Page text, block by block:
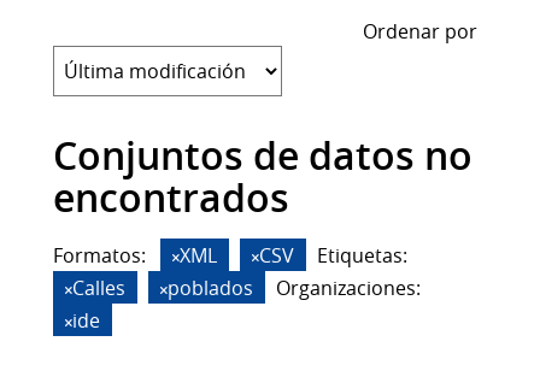
Ordenar por
Conjuntos de datos no
encontrados
Formatos: XML CSV
Etiquetas:
Calles
poblados
Organizaciones:
ide